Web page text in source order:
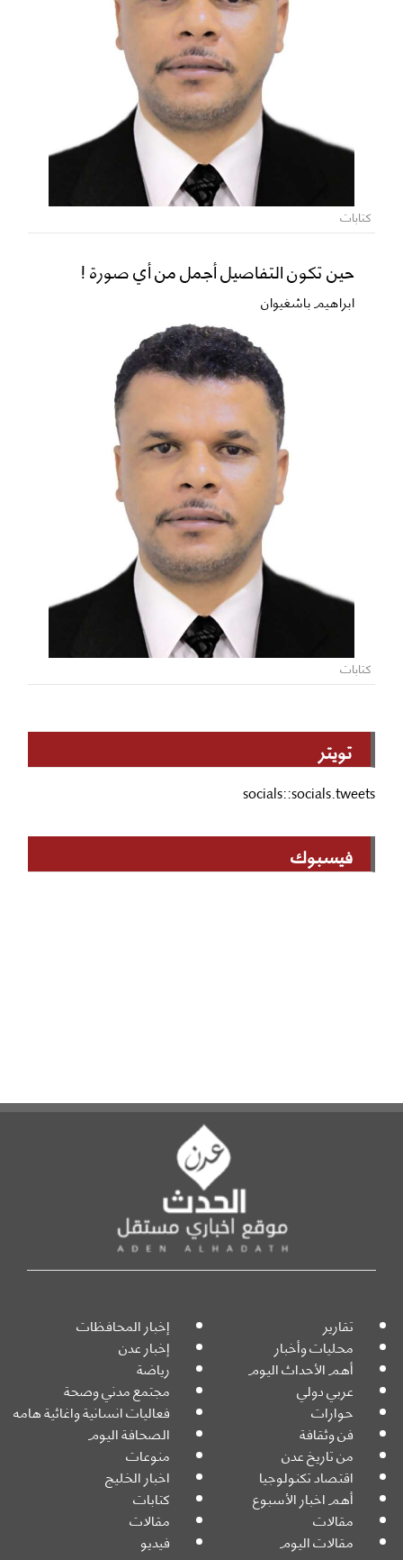
كتابات
حين تكون التفاصيل أجمل من أي صورة !
ابراهيم باشغيوان
كتابات
تويتر
socials::socials.tweets
فيسبوك
تقارير إخبار المحافظات
محليات وأخبار إخبار عدن
أهم الأحداث اليوم رياضة
عربي دولي مجتمع مدني وصحة
حوارات فعاليات انسانية واغاثية هامه
فن وثقافة الصحافة اليوم
من تاريخ عدن منوعات
اقتصاد تكنولوجيا اخبار الخليج
أهم اخبار الأسبوع كتابات
مقالات مقالات
مقالات اليوم فيديو